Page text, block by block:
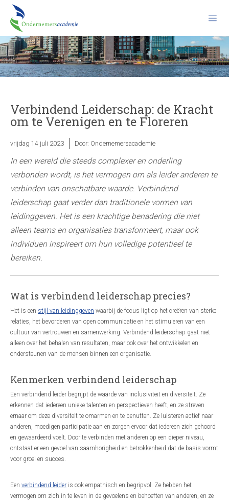
Verbindend Leiderschap: de Kracht
om te Verenigen en te Floreren
vrijdag 14 juli 2023 Door: Ondernemersacademie
In een wereld die steeds complexer en onderling
verbonden wordt, is het vermogen om als leider anderen te
verbinden van onschatbare waarde. Verbindend
leiderschap gaat verder dan traditionele vormen van
leidinggeven. Het is een krachtige benadering die niet
alleen teams en organisaties transformeert, maar ook
individuen inspireert om hun volledige potentieel te
bereiken.
Wat is verbindend leiderschap precies?
Het is een stijl van leidinggeven waarbij de focus ligt op het creëren van sterke
relaties, het bevorderen van open communicatie en het stimuleren van een
cultuur van vertrouwen en samenwerking. Verbindend leiderschap gaat niet
alleen over het behalen van resultaten, maar ook over het ontwikkelen en
ondersteunen van de mensen binnen een organisatie.
Kenmerken verbindend leiderschap
Een verbindend leider begrijpt de waarde van inclusiviteit en diversiteit. Ze
erkennen dat iedereen unieke talenten en perspectieven heeft, en ze streven
ernaar om deze diversiteit te omarmen en te benutten. Ze luisteren actief naar
anderen, moedigen participatie aan en zorgen ervoor dat iedereen zich gehoord
en gewaardeerd voelt. Door te verbinden met anderen op een dieper niveau,
ontstaat er een gevoel van saamhorigheid en betrokkenheid dat de basis vormt
voor groei en succes.
Een verbindend leider is ook empathisch en begripvol. Ze hebben het
vermogen om zich in te leven in de gevoelens en behoeften van anderen, en ze